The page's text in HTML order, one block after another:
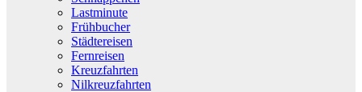
Lastminute
Frühbucher
Städtereisen
Fernreisen
Kreuzfahrten
Nilkreuzfahrten